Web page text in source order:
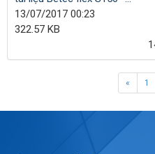
13/07/2017 00:23
322.57 KB
« 1